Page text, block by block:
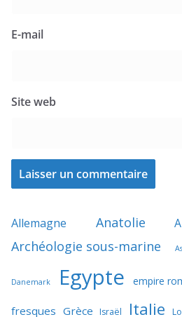
E-mail
Site web
Allemagne Anatolie
Archéologie sous-marine
Danemark Egypte empire
fresques Grèce Israël Italie